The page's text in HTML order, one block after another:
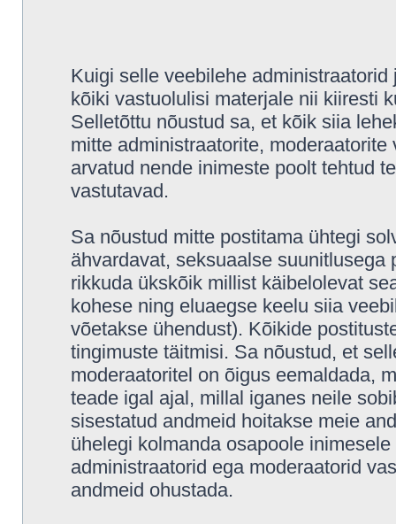
Kuigi selle veebilehe
kõiki vastuolulisi materjale nii kiiresti
Selletõttu nõustud sa, et kõik siia
mitte administraatorite,
arvatud nende inimeste poolt tehtud
vastutavad.
Sa nõustud mitte postitama ühtegi
ähvardavat, seksuaalse
rikkuda ükskõik millist käibelolevat
kohese ning eluaegse keelu siia
võetakse ühendust). Kõikide
tingimuste täitmisi. Sa nõustud, et
moderaatoritel on õigus eemaldada,
teade igal ajal, millal iganes neile
sisestatud andmeid hoitakse meie
ühelegi kolmanda osapoole
administraatorid ega moderaatorid
andmeid ohustada.